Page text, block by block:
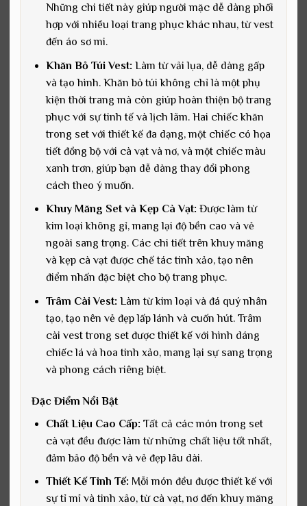
Những chi tiết này giúp người mặc dễ dàng phối
hợp với nhiều loại trang phục khác nhau, từ vest
đến áo sơ mi.
Khăn Bỏ Túi Vest: Làm từ vải lụa, dễ dàng gấp
và tạo hình. Khăn bỏ túi không chỉ là một phụ
kiện thời trang mà còn giúp hoàn thiện bộ trang
phục với sự tinh tế và lịch lãm. Hai chiếc khăn
trong set với thiết kế đa dạng, một chiếc có họa
tiết đồng bộ với cà vạt và nơ, và một chiếc màu
xanh trơn, giúp bạn dễ dàng thay đổi phong
cách theo ý muốn.
Khuy Măng Set và Kẹp Cà Vạt: Được làm từ
kim loại không gỉ, mang lại độ bền cao và vẻ
ngoài sang trọng. Các chi tiết trên khuy măng
và kẹp cà vạt được chế tác tinh xảo, tạo nên
điểm nhấn đặc biệt cho bộ trang phục.
Trâm Cài Vest: Làm từ kim loại và đá quý nhân
tạo, tạo nên vẻ đẹp lấp lánh và cuốn hút. Trâm
cài vest trong set được thiết kế với hình dáng
chiếc lá và hoa tinh xảo, mang lại sự sang trọng
và phong cách riêng biệt.
Đặc Điểm Nổi Bật
Chất Liệu Cao Cấp: Tất cả các món trong set
cà vạt đều được làm từ những chất liệu tốt nhất,
đảm bảo độ bền và vẻ đẹp lâu dài.
Thiết Kế Tinh Tế: Mỗi món đều được thiết kế với
sự tỉ mỉ và tinh xảo, từ cà vạt, nơ đến khuy măng